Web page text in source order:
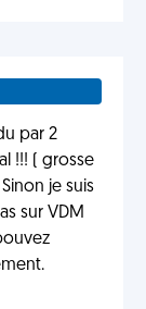
par 2
!!! ( grosse
je suis
sur VDM